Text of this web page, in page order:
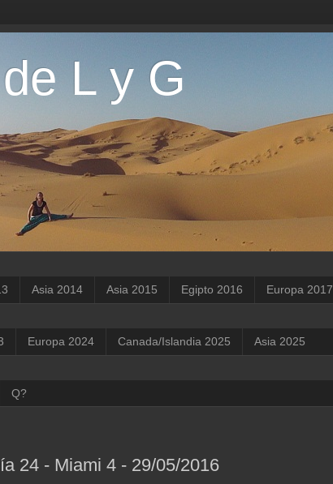
L y G
Asia 2014 Asia 2015 Egipto 2016 Europa 2017
Europa 2024 Canada/Islandia 2025 Asia 2025
Q?
24 - Miami 4 - 29/05/2016